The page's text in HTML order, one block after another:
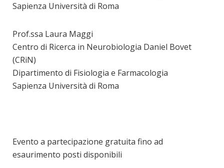
Sapienza Università di Roma
Prof.ssa Laura Maggi
Centro di Ricerca in Neurobiologia Daniel Bovet
(CRiN)
Dipartimento di Fisiologia e Farmacologia
Sapienza Università di Roma
Evento a partecipazione gratuita fino ad
esaurimento posti disponibili